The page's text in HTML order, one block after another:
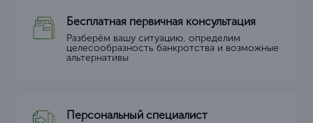
Бесплатная первичная консультация
Разберём вашу ситуацию, определим
целесообразность банкротства и возможные
альтернативы
Персональный специалист